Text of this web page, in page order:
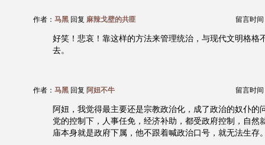
作者： 马黑 回复 麻辣戈壁的共匪 留言时间
好笑！悲哀！靠这样的方法来管理统治，与现代文明格格
去。
作者： 马黑 回复 阿妞不牛 留言时间
阿妞，我觉得最主要还是宗教政治化，成了政治的奴仆的
党的控制下，人事任免，经济补助，都受政府控制，自然
庙本身就是政府下属，他不跟着喊政治口号，就无法生存